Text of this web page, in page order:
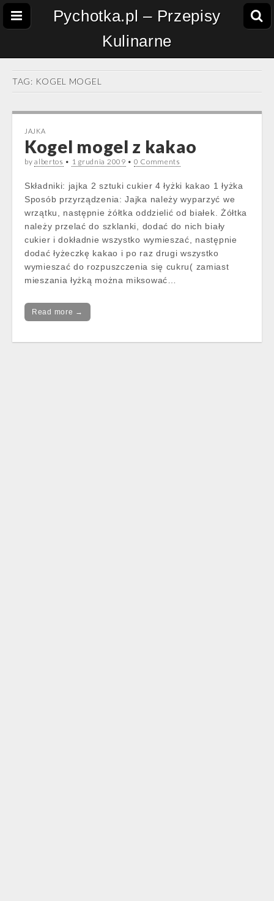
Pychotka.pl – Przepisy
Kulinarne
TAG: KOGEL MOGEL
JAJKA
Kogel mogel z kakao
byalbertos • 1 grudnia 2009 • 0 Comments
Składniki: jajka 2 sztuki cukier 4 łyżki kakao 1 łyżka
Sposób przyrządzenia: Jajka należy wyparzyć we
wrzątku, następnie żółtka oddzielić od białek. Żółtka
należy przelać do szklanki, dodać do nich biały
cukier i dokładnie wszystko wymieszać, następnie
dodać łyżeczkę kakao i po raz drugi wszystko
wymieszać do rozpuszczenia się cukru( zamiast
mieszania łyżką można miksować…
Read more →